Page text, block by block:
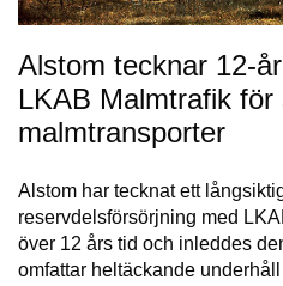
Alstom tecknar 12-
LKAB Malmtrafik
malmtransporter
Alstom har tecknat ett
reservdelsförsörjning med
över 12 års tid och inleddes
omfattar heltäckande